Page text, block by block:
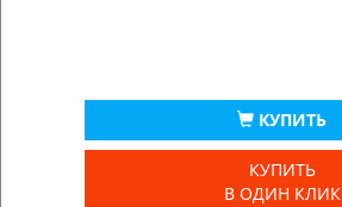
КУПИТЬ
КУПИТЬ
В ОДИН КЛИК